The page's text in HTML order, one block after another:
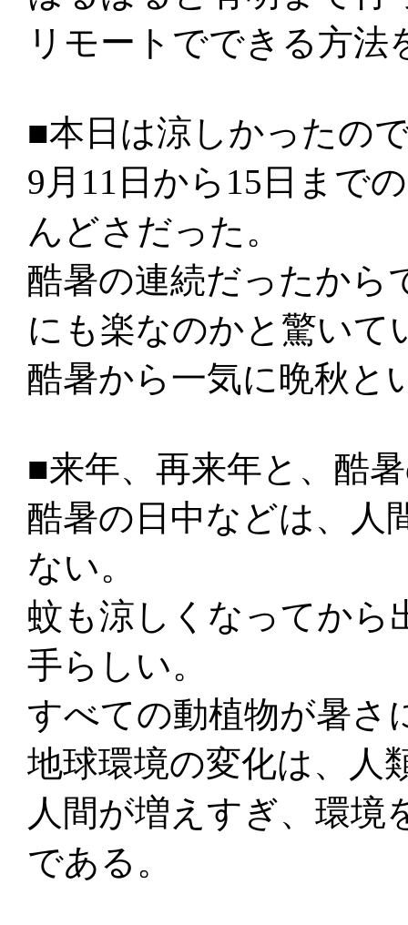
リモートでできる方
■本日は涼しかったの
9月11日から15日まで
んどさだった。
酷暑の連続だったから
にも楽なのかと驚いて
酷暑から一気に晩秋と
■来年、再来年と、酷
酷暑の日中などは、人
ない。
蚊も涼しくなってから
手らしい。
すべての動植物が暑さ
地球環境の変化は、人
人間が増えすぎ、環境
である。